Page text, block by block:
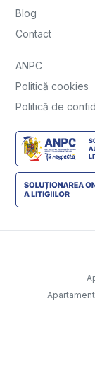
Blog
Contact
ANPC
Politică cookies
Politică de